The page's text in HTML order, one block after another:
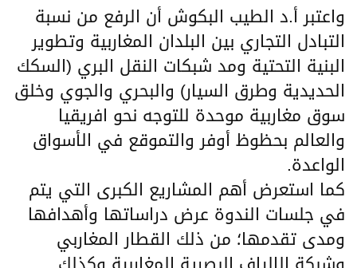
واعتبر أ.د الطيب البكوش أن الرفع من نسبة
التبادل التجاري بين البلدان المغاربية وتطوير
البنية التحتية ومد شبكات النقل البري (السكك
الحديدية وطرق السيار) والبحري والجوي وخلق
سوق مغاربية موحدة للتوجه نحو افريقيا
والعالم بحظوظ أوفر والتموقع في الأسواق
الواعدة.
كما استعرض أهم المشاريع الكبرى التي يتم
في جلسات الندوة عرض دراساتها وأهدافها
ومدى تقدمها؛ من ذلك القطار المغاربي